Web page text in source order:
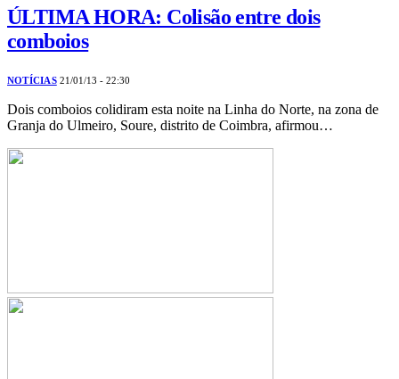
ÚLTIMA HORA: Colisão entre dois
comboios
NOTÍCIAS 21/01/13 - 22:30
Dois comboios colidiram esta noite na Linha do Norte, na zona de
Granja do Ulmeiro, Soure, distrito de Coimbra, afirmou…